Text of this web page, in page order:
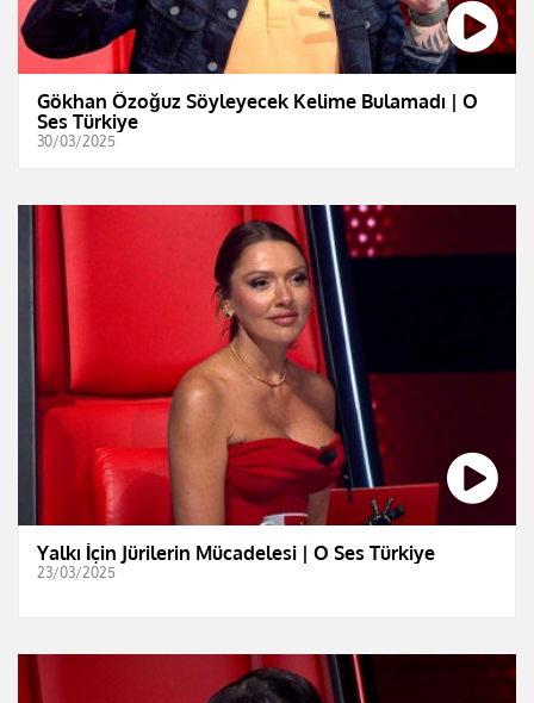
Gökhan Özoğuz Söyleyecek Kelime Bulamadı | O
Ses Türkiye
30/03/2025
Yalkı İçin Jürilerin Mücadelesi | O Ses Türkiye
23/03/2025